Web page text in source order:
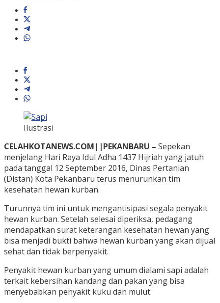
Ilustrasi
CELAHKOTANEWS.COM||PEKANBARU – Sepekan
menjelang Hari Raya Idul Adha 1437 Hijriah yang jatuh
pada tanggal 12 September 2016, Dinas Pertanian
(Distan) Kota Pekanbaru terus menurunkan tim
kesehatan hewan kurban.
Turunnya tim ini untuk mengantisipasi segala penyakit
hewan kurban. Setelah selesai diperiksa, pedagang
mendapatkan surat keterangan kesehatan hewan yang
bisa menjadi bukti bahwa hewan kurban yang akan dijual
sehat dan tidak berpenyakit.
Penyakit hewan kurban yang umum dialami sapi adalah
terkait kebersihan kandang dan pakan yang bisa
menyebabkan penyakit kuku dan mulut.